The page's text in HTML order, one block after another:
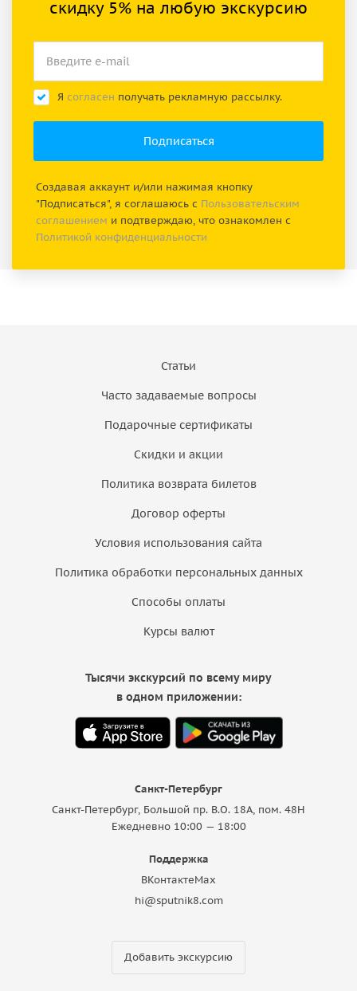
скидку 5% на любую экскурсию
Я согласен получать рекламную рассылку.
Создавая аккаунт и/или нажимая кнопку
"Подписаться", я соглашаюсь с Пользовательским
соглашением и подтверждаю, что ознакомлен с
Политикой конфиденциальности
Статьи
Часто задаваемые вопросы
Подарочные сертификаты
Скидки и акции
Политика возврата билетов
Договор оферты
Условия использования сайта
Политика обработки персональных данных
Способы оплаты
Курсы валют
Санкт-Петербург
Санкт-Петербург, Большой пр. В.О. 18A, пом. 48Н
Ежедневно 10:00 — 18:00
Поддержка
ВКонтактеMax
hi@sputnik8.com
Добавить экскурсию
Тысячи экскурсий по всему миру
в одном приложении: